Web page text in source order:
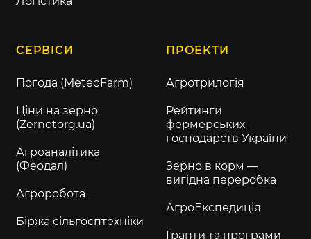
СЕРВІСИ
Погода (MeteoFarm)
Ціни на зерно
(Zernotorg.ua)
Агроаналітика
(Феодал)
Агроробота
Біржа сільгосптехніки
ПРОЕКТИ
Агротрилогія
Рейтинги
фермерських
господарств України
Зерно в корм —
вигідна переробка
АгроЕкспедиція
Гранти та програми